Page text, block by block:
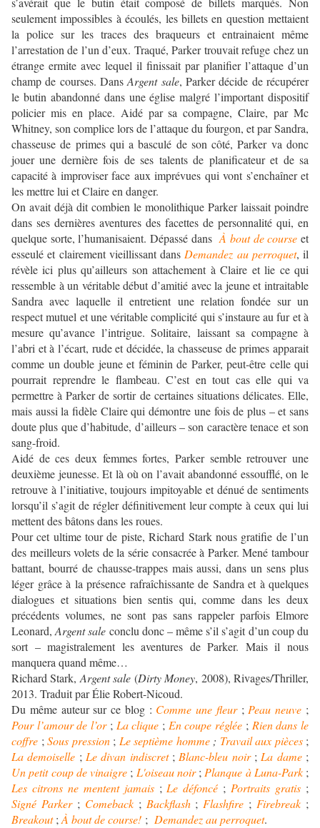
seulement impossibles à écoulés, les billets en question mettaient
la police sur les traces des braqueurs et entrainaient même
l’arrestation de l’un d’eux. Traqué, Parker trouvait refuge chez un
étrange ermite avec lequel il finissait par planifier l’attaque d’un
champ de courses. DansArgent sale, Parker décide de récupérer
le butin abandonné dans une église malgré l’important dispositif
policier mis en place. Aidé par sa compagne, Claire, par Mc
Whitney, son complice lors de l’attaque du fourgon, et par Sandra,
chasseuse de primes qui a basculé de son côté, Parker va donc
jouer une dernière fois de ses talents de planificateur et de sa
capacité à improviser face aux imprévues qui vont s’enchaîner et
les mettre lui et Claire en danger.
On avait déjà dit combien le monolithique Parker laissait poindre
dans ses dernières aventures des facettes de personnalité qui, en
quelque sorte, l’humanisaient. Dépassé dans À bout de course et
esseulé et clairement vieillissant dans Demandez au perroquet, il
révèle ici plus qu’ailleurs son attachement à Claire et lie ce qui
ressemble à un véritable début d’amitié avec la jeune et intraitable
Sandra avec laquelle il entretient une relation fondée sur un
respect mutuel et une véritable complicité qui s’instaure au fur et à
mesure qu’avance l’intrigue. Solitaire, laissant sa compagne à
l’abri et à l’écart, rude et décidée, la chasseuse de primes apparait
comme un double jeune et féminin de Parker, peut-être celle qui
pourrait reprendre le flambeau. C’est en tout cas elle qui va
permettre à Parker de sortir de certaines situations délicates. Elle,
mais aussi la fidèle Claire qui démontre une fois de plus – et sans
doute plus que d’habitude, d’ailleurs – son caractère tenace et son
sang-froid.
Aidé de ces deux femmes fortes, Parker semble retrouver une
deuxième jeunesse. Et là où on l’avait abandonné essoufflé, on le
retrouve à l’initiative, toujours impitoyable et dénué de sentiments
lorsqu’il s’agit de régler définitivement leur compte à ceux qui lui
mettent des bâtons dans les roues.
Pour cet ultime tour de piste, Richard Stark nous gratifie de l’un
des meilleurs volets de la série consacrée à Parker. Mené tambour
battant, bourré de chausse-trappes mais aussi, dans un sens plus
léger grâce à la présence rafraîchissante de Sandra et à quelques
dialogues et situations bien sentis qui, comme dans les deux
précédents volumes, ne sont pas sans rappeler parfois Elmore
Leonard,Argent sale conclu donc – même s’il s’agit d’un coup du
sort – magistralement les aventures de Parker. Mais il nous
manquera quand même…
Richard Stark, Argent sale (Dirty Money, 2008), Rivages/Thriller,
2013. Traduit par Élie Robert-Nicoud.
Du même auteur sur ce blog : Comme une fleur; Peau neuve ;
Pour l’amour de l’or; La clique ; En coupe réglée ; Rien dans le
coffre ; Sous pression; Le septième homme ; Travail aux pièces;
La demoiselle ; Le divan indiscret; Blanc-bleu noir; La dame;
Un petit coup de vinaigre ; L'oiseau noir; Planque à Luna-Park;
Les citrons ne mentent jamais; Le défoncé ; Portraits gratis ;
Signé Parker; Comeback; Backflash; Flashfire ; Firebreak ;
Breakout; À bout de course! ; Demandez au perroquet.